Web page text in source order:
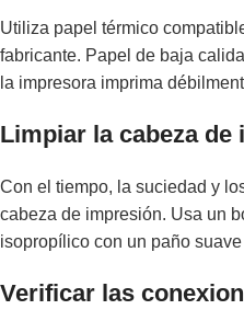
Utiliza papel térmico
fabricante. Papel de baja
la impresora imprima
Limpiar la cabeza de
Con el tiempo, la suciedad y
cabeza de impresión. Usa un
isopropílico con un paño
Verificar las